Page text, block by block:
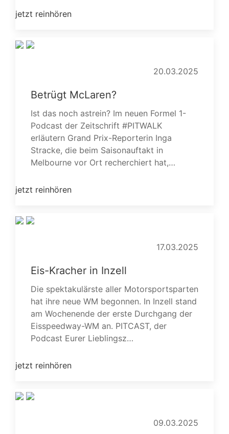
jetzt reinhören
20.03.2025
Betrügt McLaren?
Ist das noch astrein? Im neuen Formel 1-
Podcast der Zeitschrift #PITWALK
erläutern Grand Prix-Reporterin Inga
Stracke, die beim Saisonauftakt in
Melbourne vor Ort recherchiert hat,…
jetzt reinhören
17.03.2025
Eis-Kracher in Inzell
Die spektakulärste aller Motorsportsparten
hat ihre neue WM begonnen. In Inzell stand
am Wochenende der erste Durchgang der
Eisspeedway-WM an. PITCAST, der
Podcast Eurer Lieblingsz…
jetzt reinhören
09.03.2025